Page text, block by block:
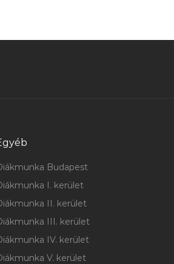
Budapest
I. kerület
II. kerület
III. kerület
IV. kerület
V. kerület